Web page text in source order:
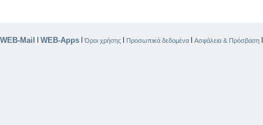
WEB-Mail | WEB-Apps |Όροι χρήσης | Προσωπικά δεδομένα | Ασφάλεια & Πρόσβαση